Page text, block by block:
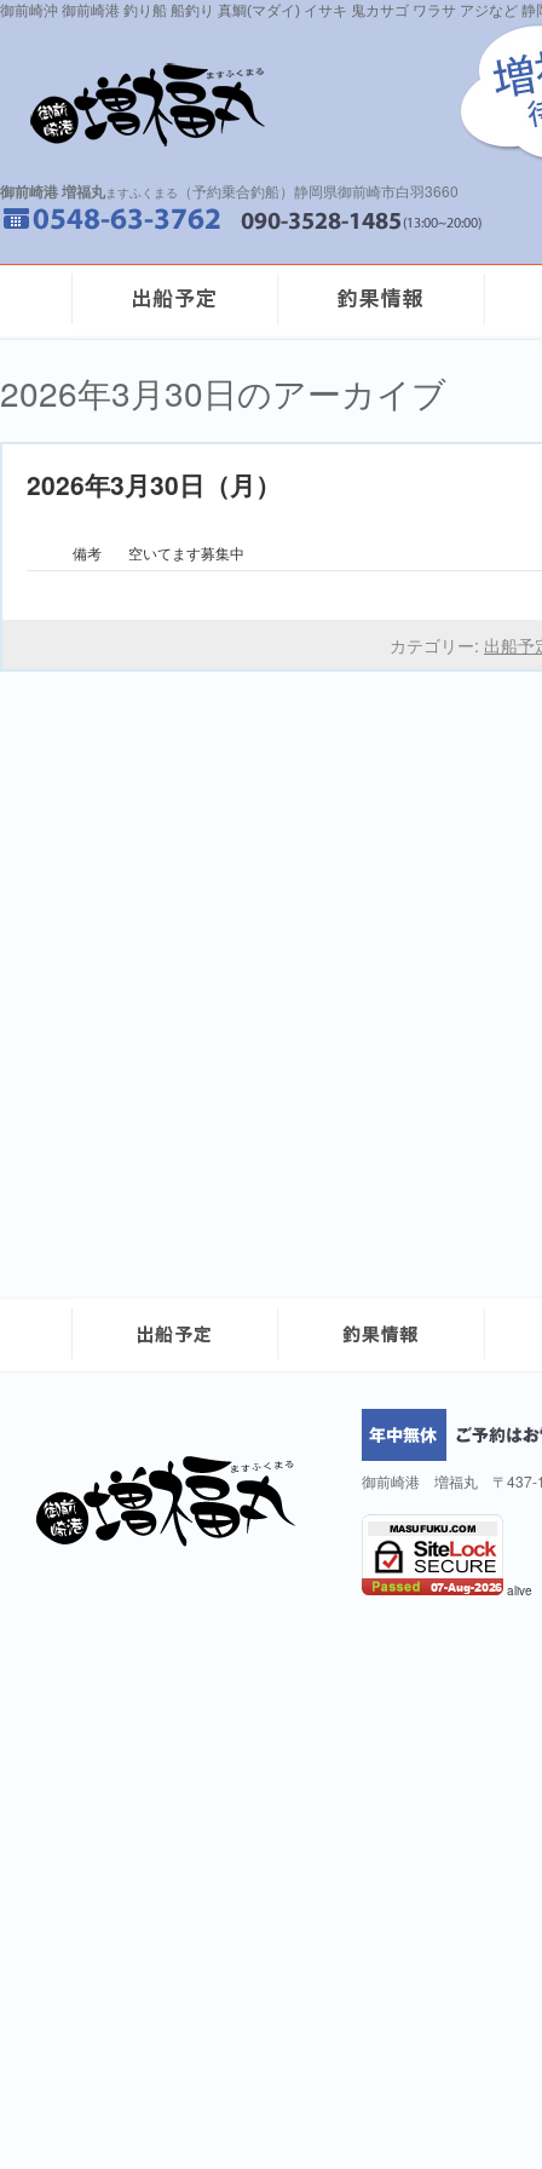
御前崎沖 御前崎港 釣り船 船釣り 真鯛(マダイ) イサキ 鬼カサゴ ワラサ アジなど
御前崎港 増福丸ますふくまる （予約乗合釣船）静岡県御前崎市白羽3660
2026年3月30日のアーカイブ
2026年3月30日（月）
備考 空いてます募集中
カテゴリー: 出船予
御前崎港 増福丸 〒437-
alive